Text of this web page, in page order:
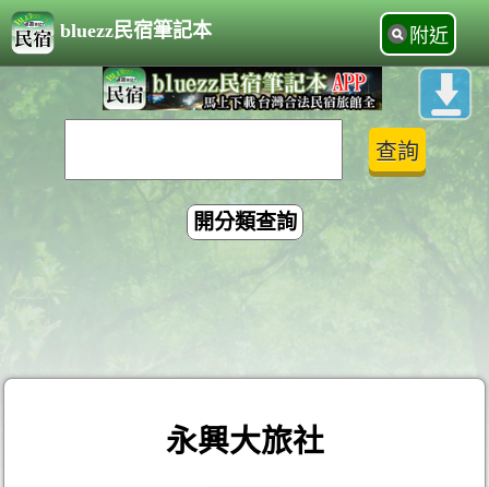
bluezz民宿筆記本 附近
開分類查詢
永興大旅社